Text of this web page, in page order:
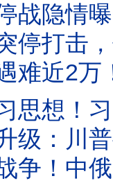
光；大的来了？小泽内
内塔要访美，川普提3停战方
官方强酸灭迹；温家宝秘书
号笔杆子被抓；美沙重磅核
炸镐山，警告胡塞别妄动！伊
暗助伊朗美军再阵亡，川